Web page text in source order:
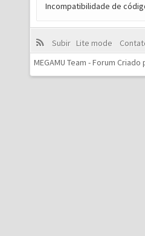
Incompatibilidade de
Subir Lite mode
MEGAMU Team - Forum Criado